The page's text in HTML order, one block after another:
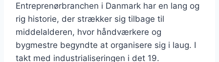
Entreprenørbranchen i Danmark har en lang og
rig historie, der strækker sig tilbage til
middelalderen, hvor håndværkere og
bygmestre begyndte at organisere sig i laug. I
takt med industrialiseringen i det 19.